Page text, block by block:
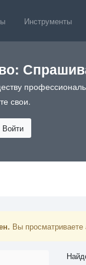
Инструменты
свои.
Войти
Вы